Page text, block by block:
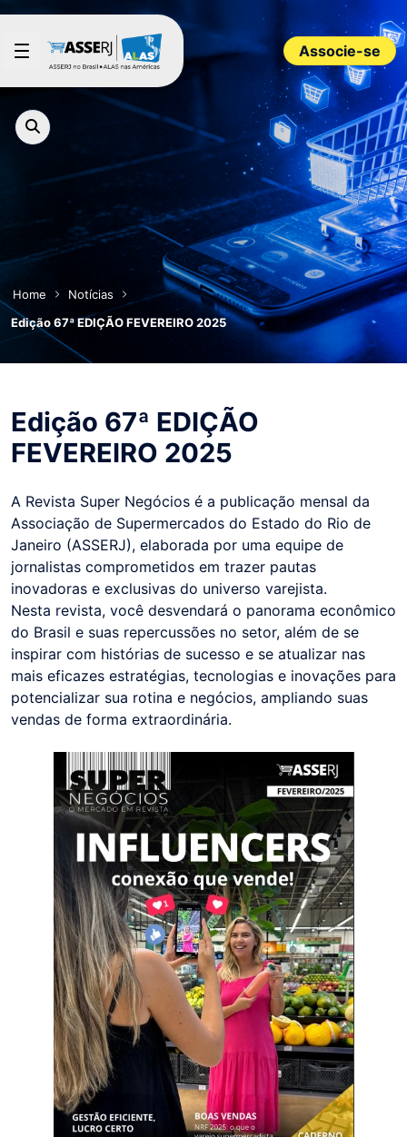
Pular para o Conteúdo principal
Associe-se
Home
Notícias
Edição 67ª EDIÇÃO FEVEREIRO 2025
Edição 67ª EDIÇÃO
FEVEREIRO 2025
A Revista Super Negócios é a publicação mensal da
Associação de Supermercados do Estado do Rio de
Janeiro (ASSERJ), elaborada por uma equipe de
jornalistas comprometidos em trazer pautas
inovadoras e exclusivas do universo varejista.
Nesta revista, você desvendará o panorama econômico
do Brasil e suas repercussões no setor, além de se
inspirar com histórias de sucesso e se atualizar nas
mais eficazes estratégias, tecnologias e inovações para
potencializar sua rotina e negócios, ampliando suas
vendas de forma extraordinária.